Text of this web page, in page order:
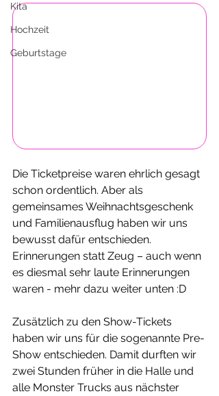
Kita
Hochzeit
Geburtstage
Die Ticketpreise waren ehrlich gesagt
schon ordentlich. Aber als
gemeinsames Weihnachtsgeschenk
und Familienausflug haben wir uns
bewusst dafür entschieden.
Erinnerungen statt Zeug – auch wenn
es diesmal sehr laute Erinnerungen
waren - mehr dazu weiter unten :D
Zusätzlich zu den Show-Tickets
haben wir uns für die sogenannte Pre-
Show entschieden. Damit durften wir
zwei Stunden früher in die Halle und
alle Monster Trucks aus nächster